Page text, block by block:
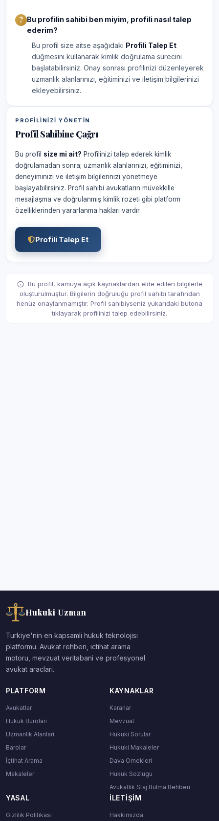
Bu profilin sahibi ben miyim, profili nasıl talep
ederim?
Bu profil size aitse aşağıdaki Profili Talep Et
düğmesini kullanarak kimlik doğrulama sürecini
başlatabilirsiniz. Onay sonrası profilinizi düzenleyerek
uzmanlık alanlarınızı, eğitiminizi ve iletişim bilgilerinizi
ekleyebilirsiniz.
PROFILINIZI YÖNETIN
Profil Sahibine Çağrı
Bu profil size mi ait? Profilinizi talep ederek kimlik
doğrulamadan sonra; uzmanlık alanlarınızı, eğitiminizi,
deneyiminizi ve iletişim bilgilerinizi yönetmeye
başlayabilirsiniz. Profil sahibi avukatların müvekkille
mesajlaşma ve doğrulanmış kimlik rozeti gibi platform
özelliklerinden yararlanma hakları vardır.
Profili Talep Et
Bu profil, kamuya açık kaynaklardan elde edilen bilgilerle
oluşturulmuştur. Bilgilerin doğruluğu profil sahibi tarafından
henüz onaylanmamıştır. Profil sahibiyseniz yukarıdaki butona
tıklayarak profilinizi talep edebilirsiniz.
Hukuki Uzman
Turkiye'nin en kapsamli hukuk teknolojisi
platformu. Avukat rehberi, ictihat arama
motoru, mevzuat veritabani ve profesyonel
avukat araclari.
PLATFORM
Avukatlar
Hukuk Burolari
Uzmanlik Alanlari
Barolar
İçtihat Arama
Makaleler
KAYNAKLAR
Kararlar
Mevzuat
Hukuki Sorular
Hukuki Makaleler
Dava Ornekleri
Hukuk Sozlugu
Avukatlık Staj Bulma Rehberi
YASAL
Gizlilik Politikası
İLETIŞIM
Hakkımızda